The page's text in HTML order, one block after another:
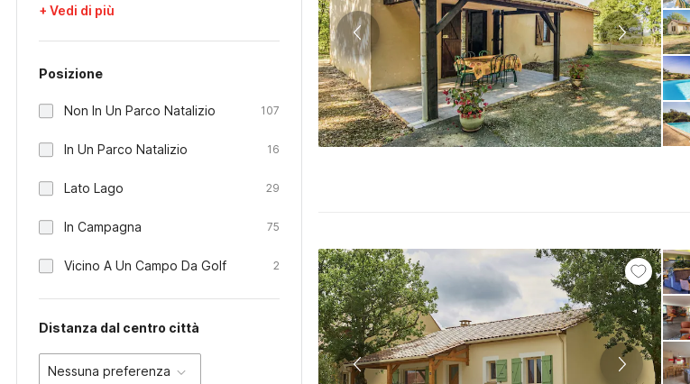
+ Vedi di più
Posizione
Non In Un Parco Natalizio 107
In Un Parco Natalizio 16
Lato Lago 29
In Campagna 75
Vicino A Un Campo Da Golf 2
Distanza dal centro città
Nessuna preferenza